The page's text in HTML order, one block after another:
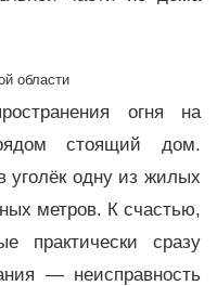
области
огня на
стоящий дом.
уголёк одну из жилых
метров. К счастью,
практически сразу
— неисправность